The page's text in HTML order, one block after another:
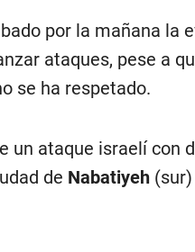
por la mañana la
ataques, pese a
se ha respetado.
un ataque israelí con
de Nabatiyeh(sur)